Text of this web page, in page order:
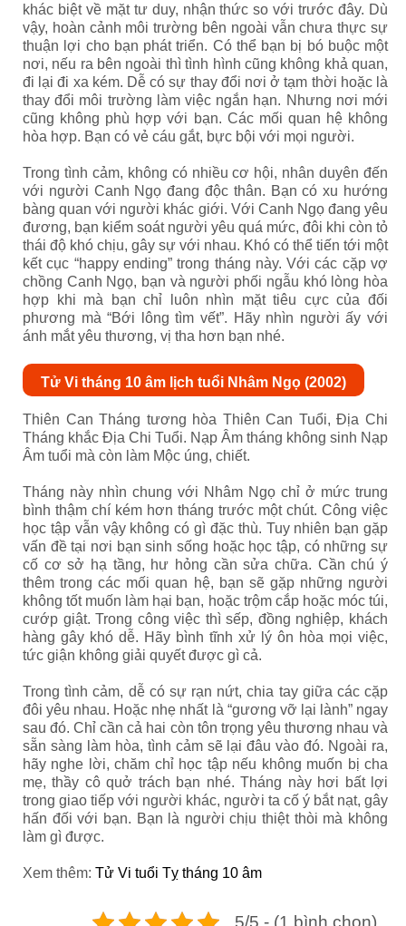
khác biệt về mặt tư duy, nhận thức so với trước đây. Dù
vậy, hoàn cảnh môi trường bên ngoài vẫn chưa thực sự
thuận lợi cho bạn phát triển. Có thể bạn bị bó buộc một
nơi, nếu ra bên ngoài thì tình hình cũng không khả quan,
đi lại đi xa kém. Dễ có sự thay đổi nơi ở tạm thời hoặc là
thay đổi môi trường làm việc ngắn hạn. Nhưng nơi mới
cũng không phù hợp với bạn. Các mối quan hệ không
hòa hợp. Bạn có vẻ cáu gắt, bực bội với mọi người.
Trong tình cảm, không có nhiều cơ hội, nhân duyên đến
với người Canh Ngọ đang độc thân. Bạn có xu hướng
bàng quan với người khác giới. Với Canh Ngọ đang yêu
đương, bạn kiểm soát người yêu quá mức, đôi khi còn tỏ
thái độ khó chịu, gây sự với nhau. Khó có thể tiến tới một
kết cục “happy ending” trong tháng này. Với các cặp vợ
chồng Canh Ngọ, bạn và người phối ngẫu khó lòng hòa
hợp khi mà bạn chỉ luôn nhìn mặt tiêu cực của đối
phương mà “Bới lông tìm vết”. Hãy nhìn người ấy với
ánh mắt yêu thương, vị tha hơn bạn nhé.
Tử Vi tháng 10 âm lịch tuổi Nhâm Ngọ (2002)
Thiên Can Tháng tương hòa Thiên Can Tuổi, Địa Chi
Tháng khắc Địa Chi Tuổi. Nạp Âm tháng không sinh Nạp
Âm tuổi mà còn làm Mộc úng, chiết.
Tháng này nhìn chung với Nhâm Ngọ chỉ ở mức trung
bình thậm chí kém hơn tháng trước một chút. Công việc
học tập vẫn vậy không có gì đặc thù. Tuy nhiên bạn gặp
vấn đề tại nơi bạn sinh sống hoặc học tập, có những sự
cố cơ sở hạ tầng, hư hỏng cần sửa chữa. Cần chú ý
thêm trong các mối quan hệ, bạn sẽ gặp những người
không tốt muốn làm hại bạn, hoặc trộm cắp hoặc móc túi,
cướp giật. Trong công việc thì sếp, đồng nghiệp, khách
hàng gây khó dễ. Hãy bình tĩnh xử lý ôn hòa mọi việc,
tức giận không giải quyết được gì cả.
Trong tình cảm, dễ có sự rạn nứt, chia tay giữa các cặp
đôi yêu nhau. Hoặc nhẹ nhất là “gương vỡ lại lành” ngay
sau đó. Chỉ cần cả hai còn tôn trọng yêu thương nhau và
sẵn sàng làm hòa, tình cảm sẽ lại đâu vào đó. Ngoài ra,
hãy nghe lời, chăm chỉ học tập nếu không muốn bị cha
mẹ, thầy cô quở trách bạn nhé. Tháng này hơi bất lợi
trong giao tiếp với người khác, người ta cố ý bắt nạt, gây
hấn đối với bạn. Bạn là người chịu thiệt thòi mà không
làm gì được.
Xem thêm: Tử Vi tuổi Tỵ tháng 10 âm
5/5 - (1 bình chọn)